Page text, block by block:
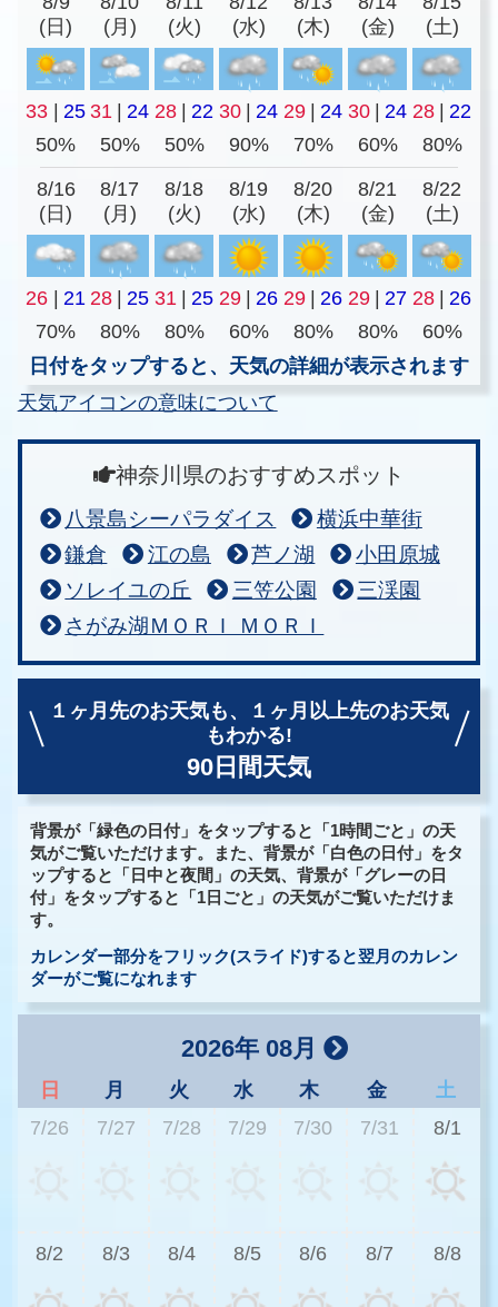
(日)
(月)
(火)
(水)
(木)
(金)
(土)
33 25 31 24 28 22 30 24 29 24 30 24 28
22
50%
50% 50% 90% 70% 60% 80%
8/16
(日)
8/17
(月)
8/18
(火)
8/19
(水)
8/20
(木)
8/21
(金)
8/22
(土)
26 21 28 25 31 25 29 26 29 26 29 27 28
26
70%
80% 80% 60% 80% 80%
60%
日付をタップすると、天気の詳細が表示されます
天気アイコンの意味について
神奈川県のおすすめスポット
八景島シーパラダイス
横浜中華街
鎌倉
江の島 芦ノ湖
小田原城
ソレイユの丘
三笠公園
三渓園
さがみ湖ＭＯＲＩ ＭＯＲＩ
１ヶ月先のお天気も、
１ヶ月以上先のお天気
もわかる!
90日間天気
背景が「緑色の日付」をタップすると「1時間ごと」の天
気がご覧いただけます。また、背景が「白色の日付」をタ
ップすると「日中と夜間」の天気、背景が「グレーの日
付」をタップすると「1日ごと」の天気がご覧いただけま
す。
カレンダー部分をフリック(スライド)すると翌月のカレン
ダーがご覧になれます
2026年 08月
日 月 火 水 木 金
土
7/26
7/27 7/28 7/29 7/30 7/31 8/1
8/2 8/3 8/4 8/5 8/6 8/7 8/8